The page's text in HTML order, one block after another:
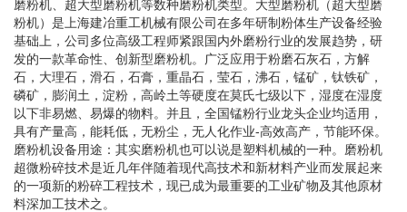
磨粉机、超大型磨粉机等数种磨粉机类型。大型磨粉机（超大型磨
粉机）是上海建冶重工机械有限公司在多年研制粉体生产设备经验
基础上，公司多位高级工程师紧跟国内外磨粉行业的发展趋势，研
发的一款革命性、创新型磨粉机。广泛应用于粉磨石灰石，方解
石，大理石，滑石，石膏，重晶石，莹石，沸石，锰矿，钛铁矿，
磷矿，膨润土，淀粉，高岭土等硬度在莫氏七级以下，湿度在湿度
以下非易燃、易爆的物料。并且，全国锰粉行业龙头企业均适用，
具有产量高，能耗低，无粉尘，无人化作业-高效高产，节能环保。
磨粉机设备用途：其实磨粉机也可以说是塑料机械的一种。磨粉机
超微粉碎技术是近几年伴随着现代高技术和新材料产业而发展起来
的一项新的粉碎工程技术，现已成为最重要的工业矿物及其他原材
料深加工技术之。